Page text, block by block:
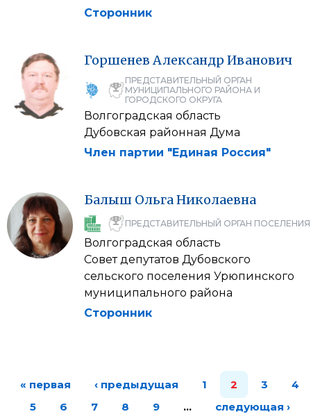
Сторонник
Горшенев Александр Иванович
ПРЕДСТАВИТЕЛЬНЫЙ ОРГАН
МУНИЦИПАЛЬНОГО РАЙОНА И
ГОРОДСКОГО ОКРУГА
Волгоградская область
Дубовская районная Дума
Член партии "Единая Россия"
Балыш ОльгаНиколаевна
ПРЕДСТАВИТЕЛЬНЫЙ ОРГАН ПОСЕЛЕНИЯ
Волгоградская область
Совет депутатов Дубовского
сельского поселения Урюпинского
муниципального района
Сторонник
« первая ‹ предыдущая 1 2 3
4
5
6 7 8 9 …
следующая ›